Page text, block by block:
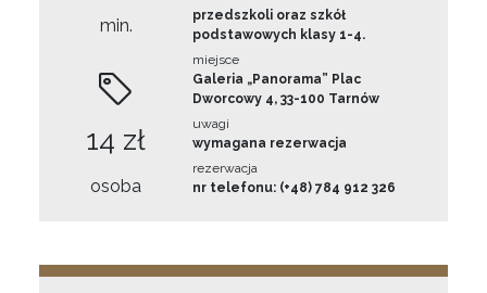
min.
14 zł
osoba
przedszkoli oraz szkół
podstawowych klasy 1-4.
miejsce
Galeria „Panorama” Plac
Dworcowy 4, 33-100 Tarnów
uwagi
wymagana rezerwacja
rezerwacja
nr telefonu: (+48) 784 912 326